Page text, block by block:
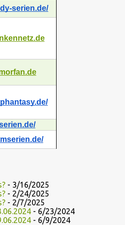
serien.de/
- 3/16/2025
- 2/24/2025
- 2/7/2025
- 6/23/2024
- 6/9/2024